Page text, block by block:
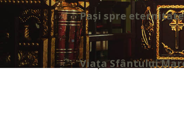
Pași spre eternitate
Viața Sfântului